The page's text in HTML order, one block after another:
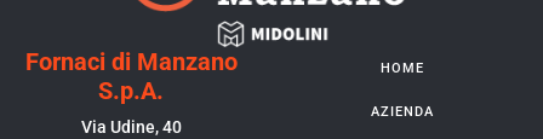
Fornaci di Manzano
S.p.A.
Via Udine, 40
HOME
AZIENDA